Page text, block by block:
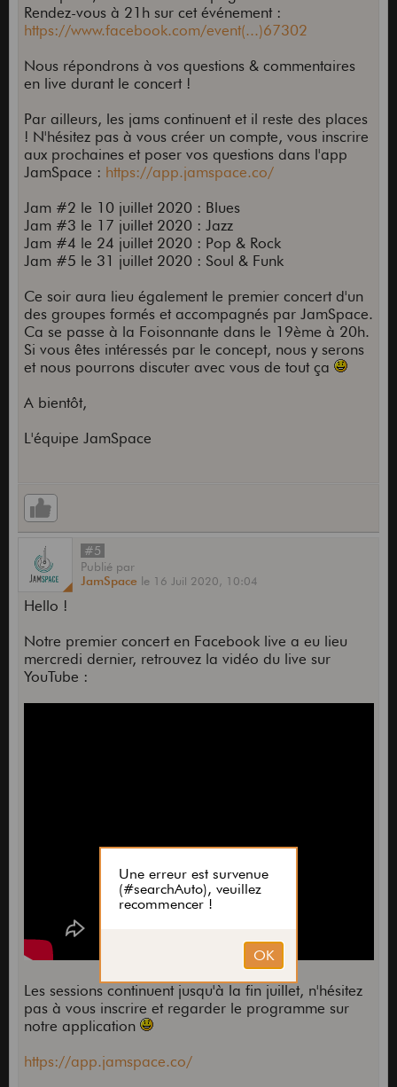
Rendez-vous à 21h sur cet événement :
https://www.facebook.com/event(...)67302
Nous répondrons à vos questions & commentaires
en live durant le concert !
Par ailleurs, les jams continuent et il reste des places
! N'hésitez pas à vous créer un compte, vous inscrire
aux prochaines et poser vos questions dans l'app
JamSpace : https://app.jamspace.co/
Jam #2 le 10 juillet 2020 : Blues
Jam #3 le 17 juillet 2020 : Jazz
Jam #4 le 24 juillet 2020 : Pop & Rock
Jam #5 le 31 juillet 2020 : Soul & Funk
Ce soir aura lieu également le premier concert d'un
des groupes formés et accompagnés par JamSpace.
Ca se passe à la Foisonnante dans le 19ème à 20h.
Si vous êtes intéressés par le concept, nous y serons
et nous pourrons discuter avec vous de tout ça
A bientôt,
L'équipe JamSpace
#5
Publié par
JamSpace le 16 Juil 2020, 10:04
Hello !
Notre premier concert en Facebook live a eu lieu
mercredi dernier, retrouvez la vidéo du live sur
YouTube :
Les sessions continuent jusqu'à la fin juillet, n'hésitez
pas à vous inscrire et regarder le programme sur
notre application
https://app.jamspace.co/